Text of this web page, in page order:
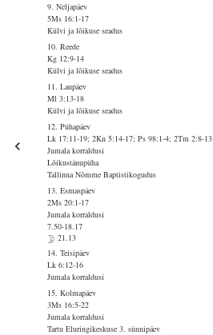
9. Neljapäev
5Ms 16:1-17
Külvi ja lõikuse seadus
10. Reede
Kg 12:9-14
Külvi ja lõikuse seadus
11. Laupäev
Ml 3:13-18
Külvi ja lõikuse seadus
12. Pühapäev
Lk 17:11-19; 2Kn 5:14-17; Ps 98:1-4; 2Tm 2:8-13
Jumala korraldusi
Lõikustänupüha
Tallinna Nõmme Baptistikogudus
13. Esmaspäev
2Ms 20:1-17
Jumala korraldusi
7.50-18.17
21.13
14. Teisipäev
Lk 6:12-16
Jumala korraldusi
15. Kolmapäev
3Ms 16:5-22
Jumala korraldusi
Tartu Eluringikeskuse 3. sünnipäev